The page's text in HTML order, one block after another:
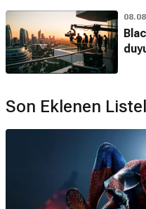
Son Eklenen